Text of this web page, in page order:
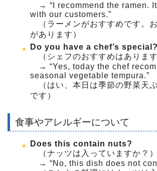
→ “I recommend the ramen.
with our customers.”
（ラーメンがおすすめです。
があります）
Do you have a chef’s special?
（シェフのおすすめはあります
→ “Yes, today the chef
seasonal vegetable tempura.”
（はい、本日は季節の野菜天
です）
食事やアレルギーについて
Does this contain nuts?
（ナッツは入っていますか？）
→ “No, this dish does not